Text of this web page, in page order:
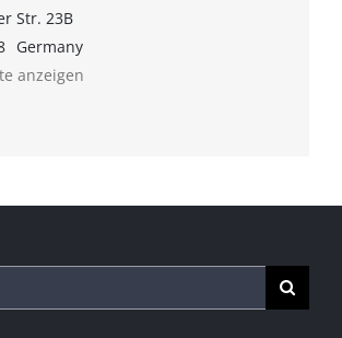
Str. 23B
Germany
anzeigen